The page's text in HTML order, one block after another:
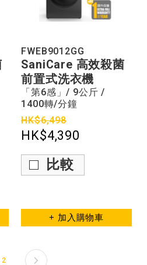
FWEB9012GG
SaniCare 高效殺菌
前置式洗衣機
「第6感」/ 9公斤 /
1400轉/分鐘
HK$6,498
HK$4,390
比較
+ 加入購物車
當前頁
2